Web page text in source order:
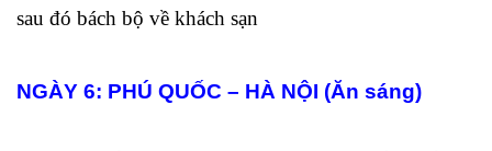
sau đó bách bộ về khách sạn
NGÀY 6: PHÚ QUỐC – HÀ NỘI (Ăn sáng)